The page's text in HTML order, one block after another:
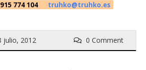
774 104 truhko@truhko.es
julio, 2012 0 Comment